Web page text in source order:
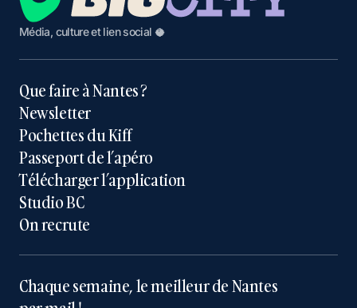
Média, culture et lien social 🥥
Que faire à Nantes ?
Newsletter
Pochettes du Kiff
Passeport de l’apéro
Télécharger l’application
Studio BC
On recrute
Chaque semaine, le meilleur de Nantes